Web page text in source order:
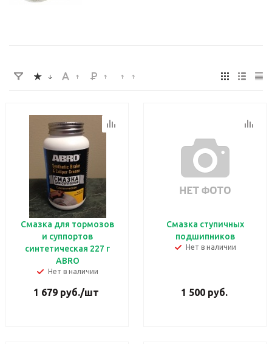
Смазка для тормозов
и суппортов
синтетическая 227 г
ABRO
Нет в наличии
1 679 руб./шт
Смазка ступичных
подшипников
Нет в наличии
1 500руб.